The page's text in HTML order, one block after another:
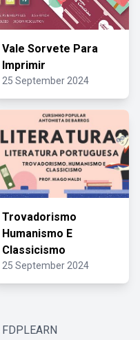
Vale Sorvete Para
Imprimir
25 September 2024
Trovadorismo
Humanismo E
Classicismo
25 September 2024
FDPLEARN